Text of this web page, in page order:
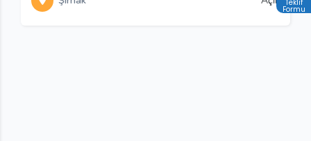
Teklif
Formu